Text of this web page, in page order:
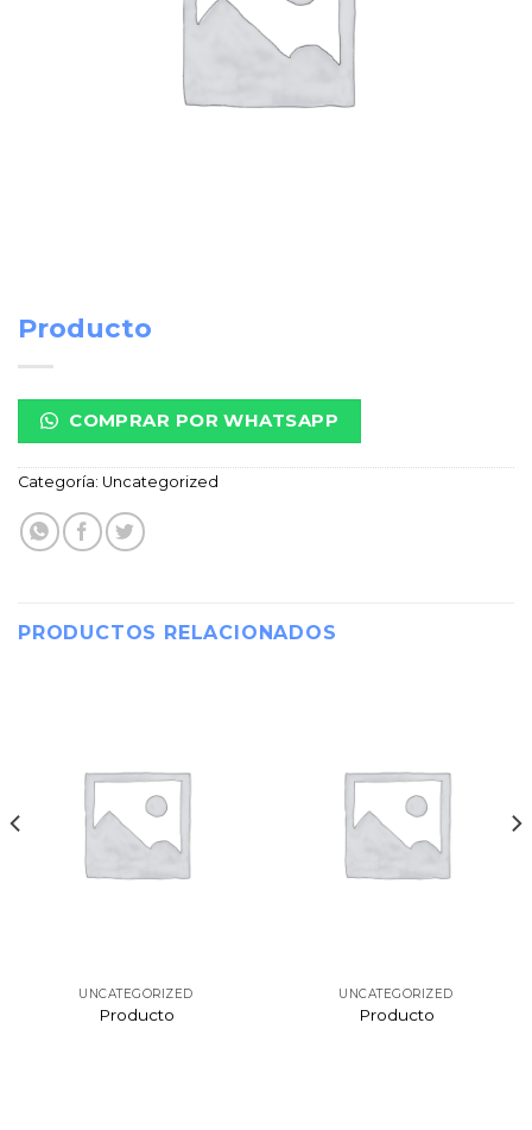
Producto
COMPRAR POR WHATSAPP
Categoría: Uncategorized
PRODUCTOS RELACIONADOS
UNCATEGORIZED
Producto
UNCATEGORIZED
Producto